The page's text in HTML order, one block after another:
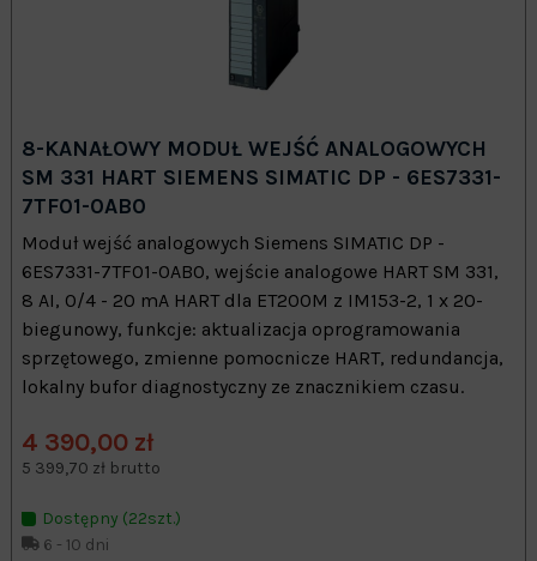
8-KANAŁOWY MODUŁ WEJŚĆ ANALOGOWYCH
SM 331 HART SIEMENS SIMATIC DP - 6ES7331-
7TF01-0AB0
Moduł wejść analogowych Siemens SIMATIC DP -
6ES7331-7TF01-0AB0, wejście analogowe HART SM 331,
8 AI, 0/4 - 20 mA HART dla ET200M z IM153-2, 1 x 20-
biegunowy, funkcje: aktualizacja oprogramowania
sprzętowego, zmienne pomocnicze HART, redundancja,
lokalny bufor diagnostyczny ze znacznikiem czasu.
4 390,00 zł
5 399,70 zł brutto
Dostępny (22szt.)
6 - 10 dni